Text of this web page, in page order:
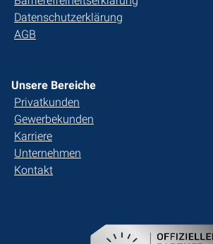
Datenschutzerklärung
AGB
Unsere Bereiche
Privatkunden
Gewerbekunden
Karriere
Unternehmen
Kontakt